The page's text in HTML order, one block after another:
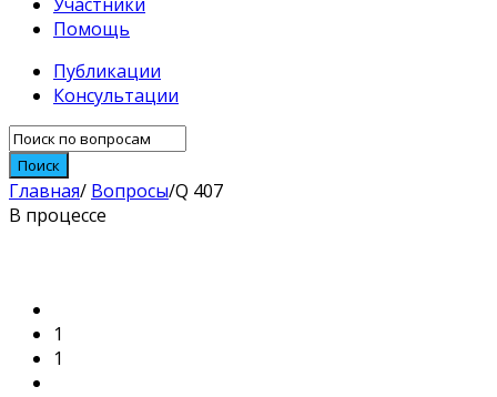
Помощь
Публикации
Консультации
Главная/ Вопросы/Q 407
В процессе
общество
учащихся
1
1